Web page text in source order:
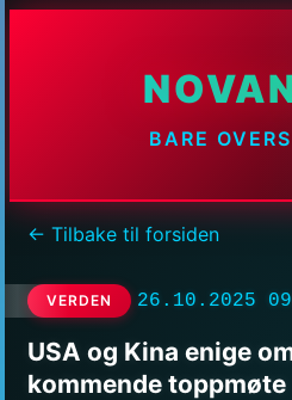
BARE
← Tilbake til forsiden
VERDEN 26.10.2025
USA og Kina enige
kommende toppmøte